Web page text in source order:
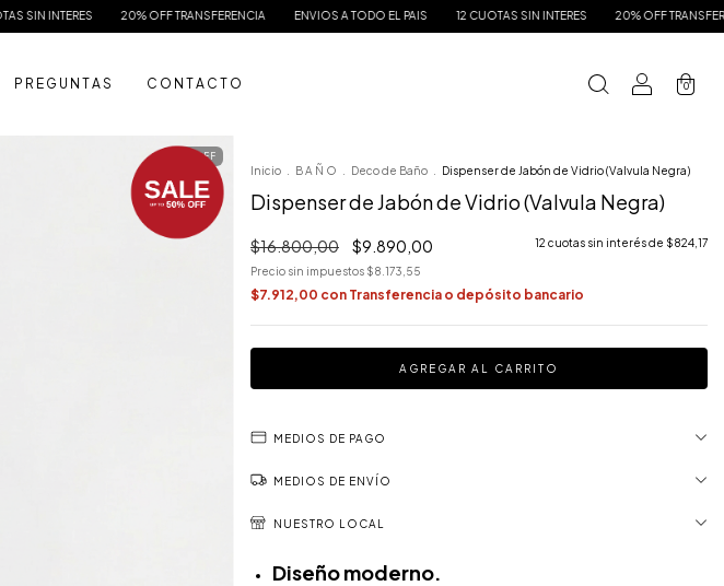
20% OFF TRANSFERENCIA ENVIOS A TODO EL PAIS 12 CUOTAS SIN INTERES 20% OFF TRANSFERENCIA
P R E G U N T A S C O N T A C T O 0
OFF
Inicio B A Ñ O Deco de Baño Dispenser de Jabón de Vidrio (Valvula Negra)
Dispenser de Jabón de Vidrio (Valvula Negra)
$16.800,00 $9.890,00 12 cuotas sin interés de $824,17
Precio sin impuestos $8.173,55
$7.912,00 con Transferencia o depósito bancario
MEDIOS DE PAGO
MEDIOS DE ENVÍO
NUESTRO LOCAL
Diseño moderno.